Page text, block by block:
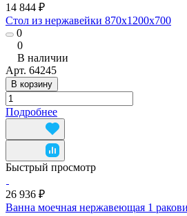
14 844 ₽
Стол из нержавейки 870x1200x700
0
0
В наличии
Арт. 64245
В корзину
Подробнее
Быстрый просмотр
26 936 ₽
Ванна моечная нержавеющая 1